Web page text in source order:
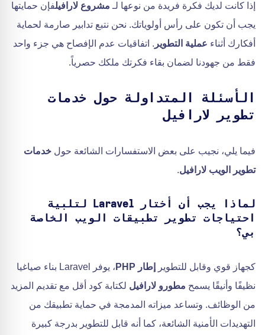
إذا كانت لديك فكرة فريدة من نوعها لـ مشروع لارافيلفإن حمايتها
يجب أن تكون على رأس أولوياتك. نحن نتبع تدابير صارمة لحماية
أفكارك أثناء عملية التطوير . اتفاقيات عدم الإفصاح هي جزء واحد
فقط من جهودنا لضمان بقاء فكرتك ملكك حصرياً.
الأسئلة المتداولة حول خدمات
تطوير لارافيل
فيما يلي، نجيب على بعض الاستفسارات الشائعة حول خدمات
تطوير الويب لارافيل.
لماذا يجب أن أختار Laravel لتلبية
احتياجات تطوير تطبيقات الويب الخاصة
بي؟
كجهاز قوي وقابل للتطوير إطار PHP
، يوفر Laravel بناء صياغيا
نظيفًا وأنيقًا يسمح مطورو لارافيل لكتابة كود أقل مع تقديم المزيد
من الوظائف. وتساعد ميزاته المدمجة في حماية تطبيقك من
التهديدات الأمنية الشائعة، كما أنه قابل للتطوير بدرجة كبيرة